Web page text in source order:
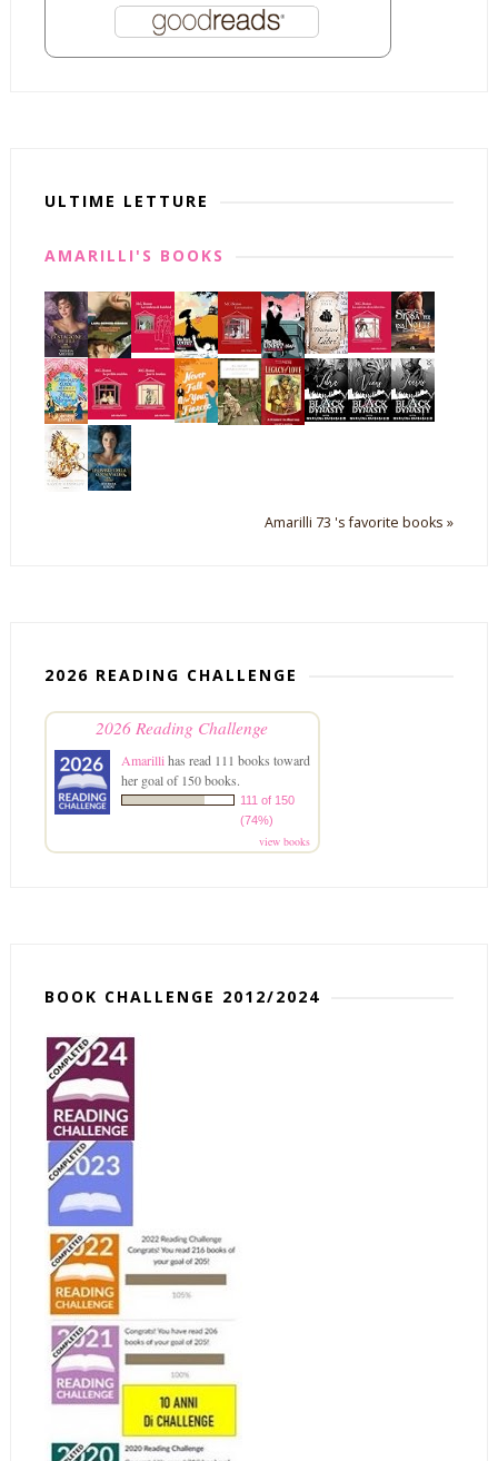
ULTIME LETTURE
AMARILLI'S BOOKS
Amarilli 73 's favorite books »
2026 READING CHALLENGE
2026 Reading Challenge
Amarillihas read 111 books toward
her goal of 150 books.
111 of 150
(74%)
view books
BOOK CHALLENGE 2012/2024